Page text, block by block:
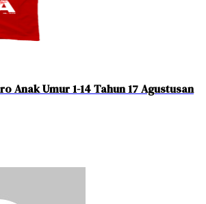
Anak Umur 1-14 Tahun 17 Agustusan